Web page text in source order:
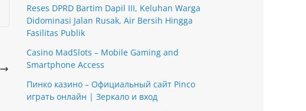
Reses DPRD Bartim Dapil III, Keluhan Warga
Didominasi Jalan Rusak, Air Bersih Hingga
Fasilitas Publik
Casino MadSlots – Mobile Gaming and
Smartphone Access
Пинко казино – Официальный сайт Pinco
играть онлайн | Зеркало и вход